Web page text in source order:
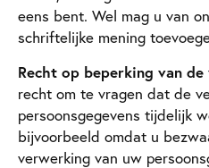
eens bent. Wel mag u van
schriftelijke mening
Recht op beperking van
recht om te vragen dat de
persoonsgegevens tijdelijk
bijvoorbeeld omdat u
verwerking van uw